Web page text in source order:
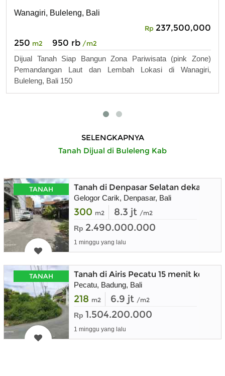
Wanagiri, Buleleng, Bali
Rp 237,500,000
250 m2 950 rb /m2
Dijual Tanah Siap Bangun Zona Pariwisata (pink Zone)
Pemandangan Laut dan Lembah Lokasi di Wanagiri,
Buleleng, Bali 150
SELENGKAPNYA
Tanah Dijual di Buleleng Kab
TANAH Tanah di Denpasar Selatan dekat
Gelogor Carik, Denpasar, Bali
300 m2 8.3 jt /m2
Rp 2.490.000.000
1 minggu yang lalu
TANAH Tanah di Airis Pecatu 15 menit ke
Pecatu, Badung, Bali
218 m2 6.9 jt /m2
Rp 1.504.200.000
1 minggu yang lalu